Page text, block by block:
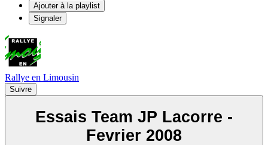
Ajouter à la playlist
Signaler
Rallye en Limousin
Suivre
Essais Team JP Lacorre -
Fevrier 2008